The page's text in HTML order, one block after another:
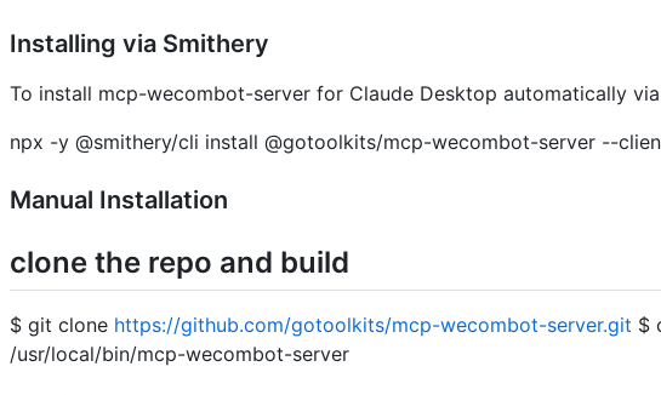
Installing via Smithery
To install mcp-wecombot-server for Claude Desktop automatically
npx -y @smithery/cli install @gotoolkits/mcp-wecombot-server --
Manual Installation
clone the repo and build
$ git clone https://github.com/gotoolkits/mcp-wecombot-server.git $
/usr/local/bin/mcp-wecombot-server